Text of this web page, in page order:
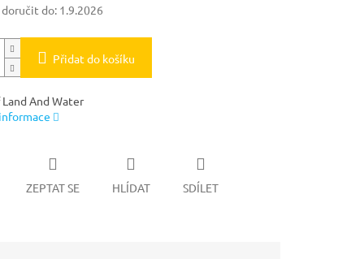
do: 1.9.2026
Přidat do košíku
And Water
ZEPTAT SE HLÍDAT SDÍLET